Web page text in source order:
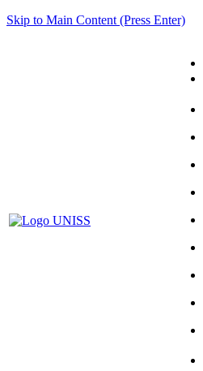
Skip to Main Content (Press Enter)